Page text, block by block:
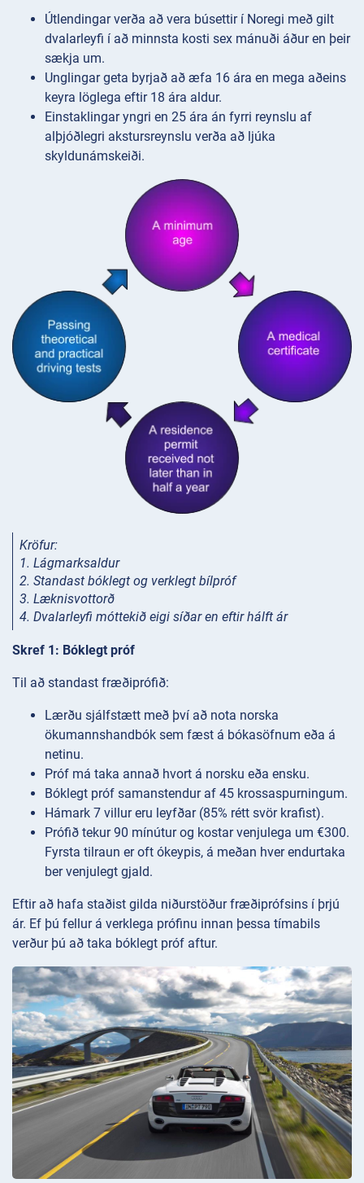
Útlendingar verða að vera búsettir í Noregi með gilt
dvalarleyfi í að minnsta kosti sex mánuði áður en þeir
sækja um.
Unglingar geta byrjað að æfa 16 ára en mega aðeins
keyra löglega eftir 18 ára aldur.
Einstaklingar yngri en 25 ára án fyrri reynslu af
alþjóðlegri akstursreynslu verða að ljúka
skyldunámskeiði.
Kröfur:
1. Lágmarksaldur
2. Standast bóklegt og verklegt bílpróf
3. Læknisvottorð
4. Dvalarleyfi móttekið eigi síðar en eftir hálft ár
Skref 1: Bóklegt próf
Til að standast fræðiprófið:
Lærðu sjálfstætt með því að nota norska
ökumannshandbók sem fæst á bókasöfnum eða á
netinu.
Próf má taka annað hvort á norsku eða ensku.
Bóklegt próf samanstendur af 45 krossaspurningum.
Hámark 7 villur eru leyfðar (85% rétt svör krafist).
Prófið tekur 90 mínútur og kostar venjulega um €300.
Fyrsta tilraun er oft ókeypis, á meðan hver endurtaka
ber venjulegt gjald.
Eftir að hafa staðist gilda niðurstöður fræðiprófsins í þrjú
ár. Ef þú fellur á verklega prófinu innan þessa tímabils
verður þú að taka bóklegt próf aftur.